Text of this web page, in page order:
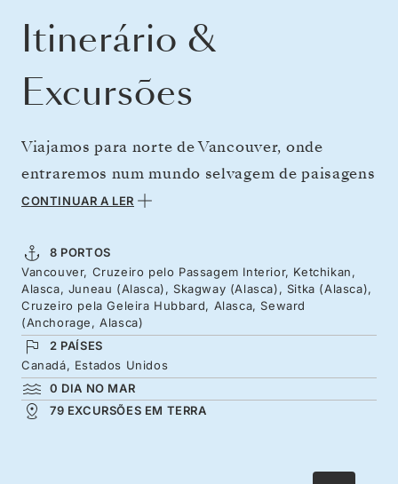
Itinerário &
Excursões
Viajamos para norte de Vancouver, onde
entraremos num mundo selvagem de paisagens
cinematográficas, onde os picos parecem tocar
através das passagens estreitas repletas de
ilhas da Colúmbia Britânica em direção ao
Alasca, com os seus totens imponentes, igrejas
com cúpulas russas e cidades da época da
Corrida do Ouro. Esta beleza pura é
complementada pelo profundo património
humano. A sua viagem termina antes do
CONTINUAR A LER
8 PORTOS
Vancouver, Cruzeiro pelo Passagem Interior, Ketchikan,
Alasca, Juneau (Alasca), Skagway (Alasca), Sitka (Alasca),
Cruzeiro pela Geleira Hubbard, Alasca, Seward
(Anchorage, Alasca)
2 PAÍSES
Canadá, Estados Unidos
0 DIA NO MAR
79 EXCURSÕES EM TERRA